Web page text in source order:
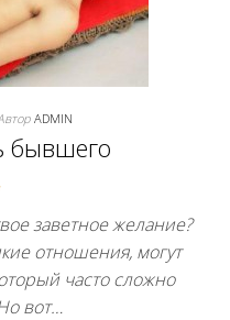
ADMIN
бывшего
заветное желание?
отношения, могут
часто сложно
вот…